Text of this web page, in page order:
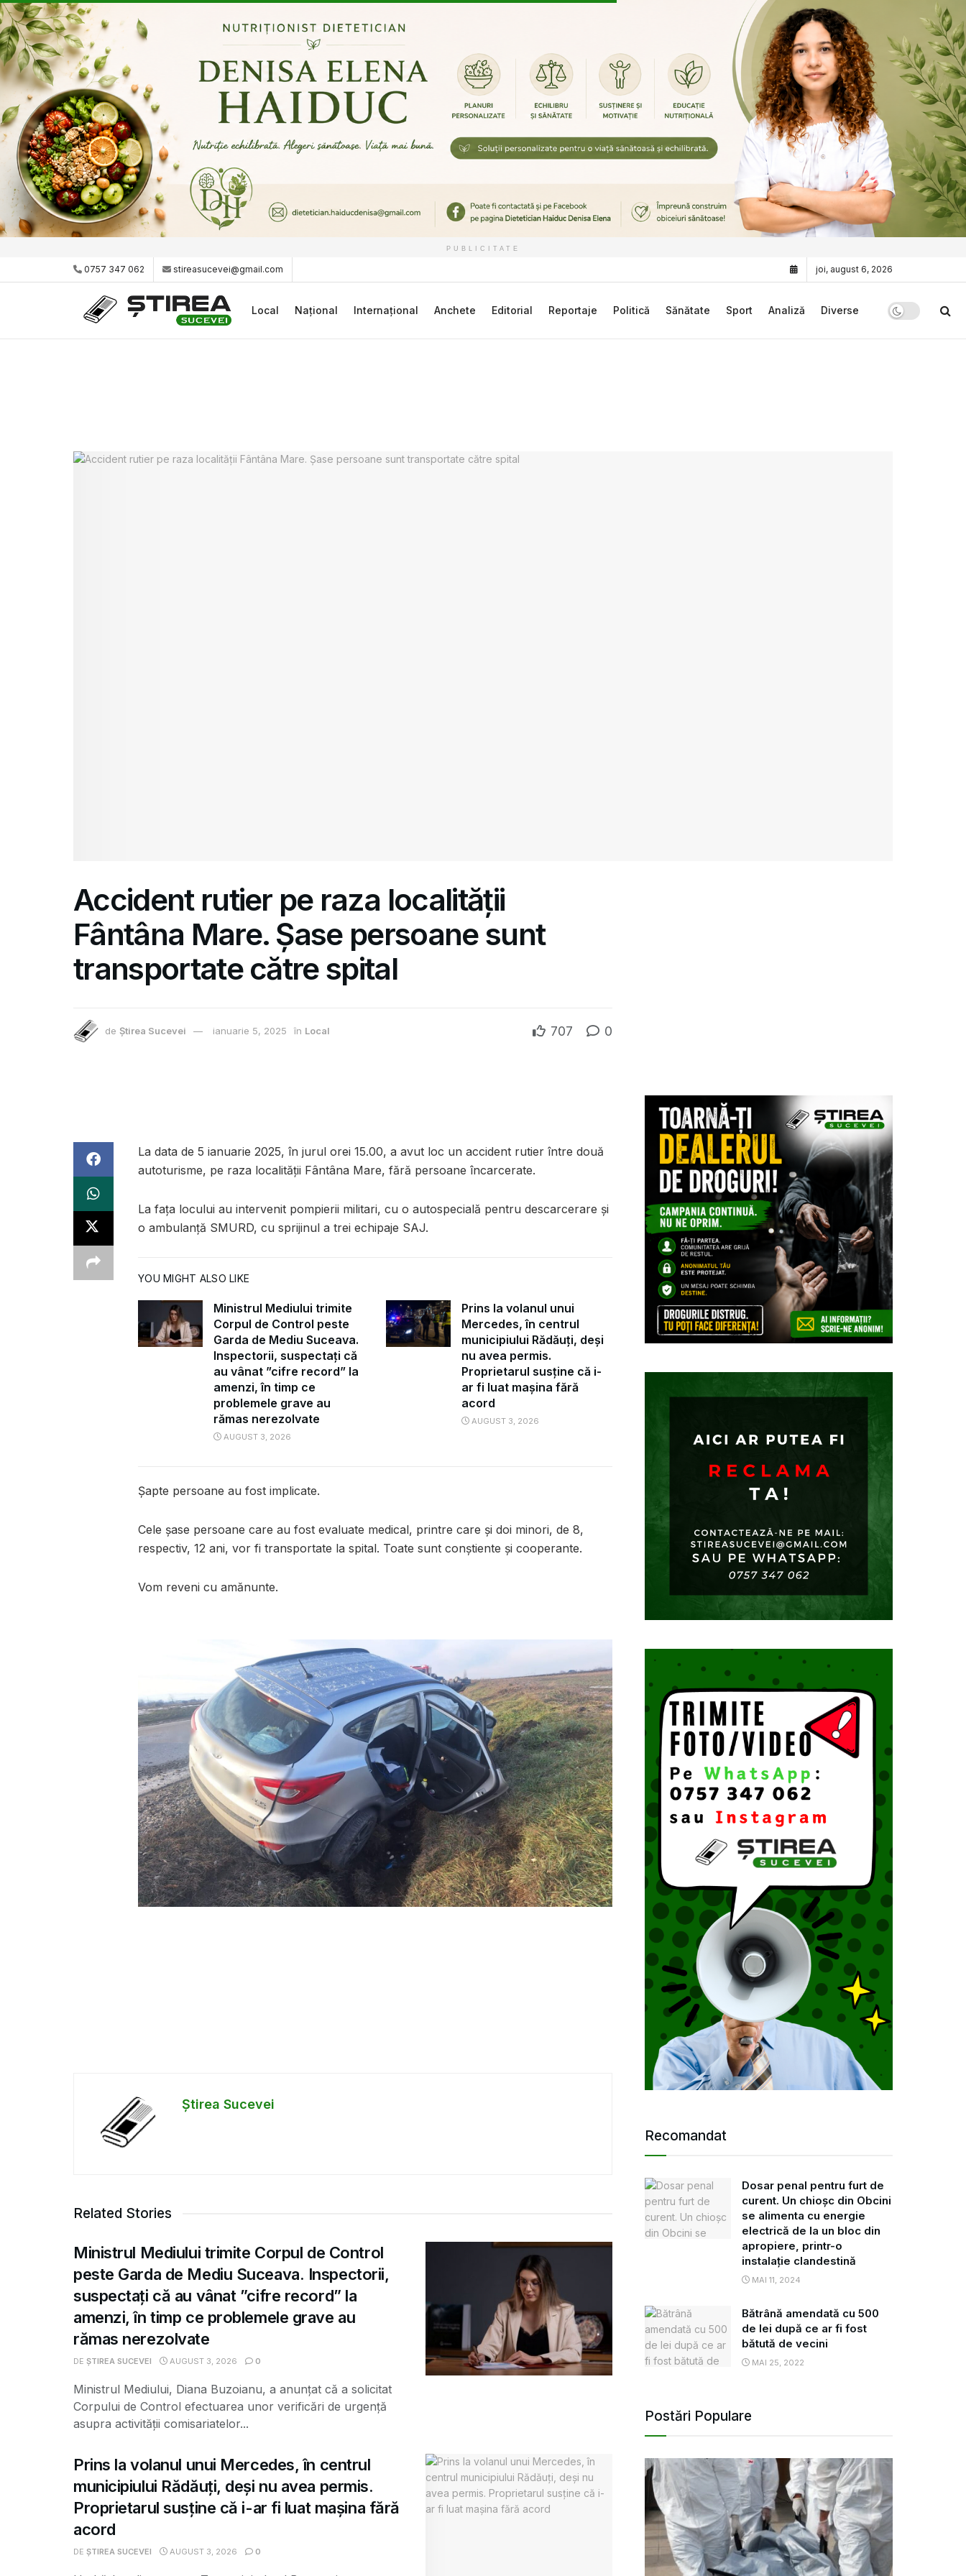
PUBLICITATE
0757 347 062 stireasucevei@gmail.com joi, august 6, 2026
Local Național Internațional Anchete Editorial Reportaje Politică Sănătate Sport Analiză Diverse
Accident rutier pe raza localității
Fântâna Mare. Șase persoane sunt
transportate către spital
de Știrea Sucevei ianuarie 5, 2025 în Local 707 0
La data de 5 ianuarie 2025, în jurul orei 15.00, a avut loc un accident rutier între două
autoturisme, pe raza localității Fântâna Mare, fără persoane încarcerate.
La fața locului au intervenit pompierii militari, cu o autospecială pentru descarcerare și
o ambulanță SMURD, cu sprijinul a trei echipaje SAJ.
YOU MIGHT ALSO LIKE
Ministrul Mediului trimite
Corpul de Control peste
Garda de Mediu Suceava.
Inspectorii, suspectați că
au vânat ”cifre record” la
amenzi, în timp ce
problemele grave au
rămas nerezolvate
AUGUST 3, 2026
Prins la volanul unui
Mercedes, în centrul
municipiului Rădăuți, deși
nu avea permis.
Proprietarul susține că i-
ar fi luat mașina fără
acord
AUGUST 3, 2026
Șapte persoane au fost implicate.
Cele șase persoane care au fost evaluate medical, printre care și doi minori, de 8,
respectiv, 12 ani, vor fi transportate la spital. Toate sunt conștiente și cooperante.
Vom reveni cu amănunte.
Știrea Sucevei
Related Stories
Ministrul Mediului trimite Corpul de Control
peste Garda de Mediu Suceava. Inspectorii,
suspectați că au vânat ”cifre record” la
amenzi, în timp ce problemele grave au
rămas nerezolvate
DE ȘTIREA SUCEVEI AUGUST 3, 2026 0
Ministrul Mediului, Diana Buzoianu, a anunțat că a solicitat
Corpului de Control efectuarea unor verificări de urgență
asupra activității comisariatelor...
Prins la volanul unui Mercedes, în centrul
municipiului Rădăuți, deși nu avea permis.
Proprietarul susține că i-ar fi luat mașina fără
acord
DE ȘTIREA SUCEVEI AUGUST 3, 2026 0
Recomandat
Dosar penal pentru furt de
curent. Un chioșc din Obcini
se alimenta cu energie
electrică de la un bloc din
apropiere, printr-o
instalație clandestină
MAI 11, 2024
Bătrână amendată cu 500
de lei după ce ar fi fost
bătută de vecini
MAI 25, 2022
Postări Populare